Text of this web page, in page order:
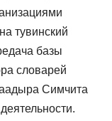
тувинский
базы
словарей
Симчита